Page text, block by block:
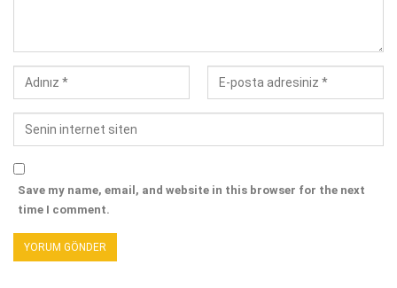
Save my name, email, and website in this browser for the next
time I comment.